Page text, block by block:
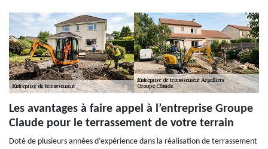
Les avantages à faire appel à l’entreprise Groupe
Claude pour le terrassement de votre terrain
Doté de plusieurs années d’expérience dans la réalisation de terrassement